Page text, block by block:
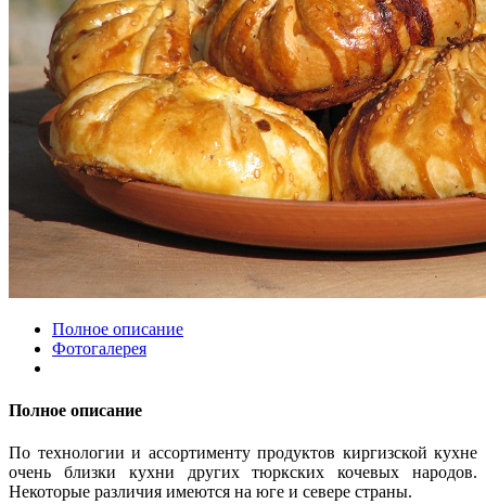
Полное описание
Фотогалерея
Полное описание
По технологии и ассортименту продуктов киргизской кухне
очень близки кухни других тюркских кочевых народов.
Некоторые различия имеются на юге и севере страны.